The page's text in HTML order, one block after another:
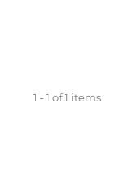
1 - 1 of 1 items